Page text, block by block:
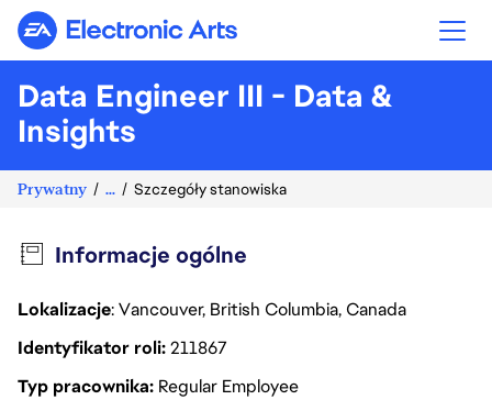
Electronic Arts
Data Engineer III - Data &
Insights
Prywatny ... Szczegóły stanowiska
Informacje ogólne
Lokalizacje: Vancouver, British Columbia, Canada
Identyfikator roli211867
Typ pracownika Regular Employee